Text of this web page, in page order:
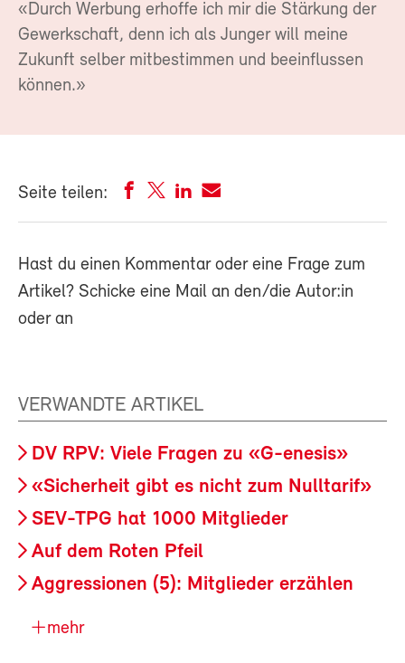
«Durch Werbung erhoffe ich mir die Stärkung der
Gewerkschaft, denn ich als Junger will meine
Zukunft selber mitbestimmen und beeinflussen
können.»
Seite teilen:
Hast du einen Kommentar oder eine Frage zum
Artikel? Schicke eine Mail an den/die Autor:in
oder an
VERWANDTE ARTIKEL
DV RPV: Viele Fragen zu «G-enesis»
«Sicherheit gibt es nicht zum Nulltarif»
SEV-TPG hat 1000 Mitglieder
Auf dem Roten Pfeil
Aggressionen (5): Mitglieder erzählen
mehr